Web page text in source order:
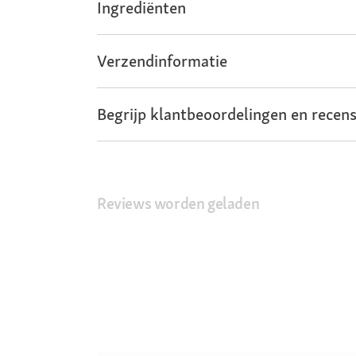
Ingrediënten
Verzendinformatie
Begrijp klantbeoordelingen en
Reviews worden geladen